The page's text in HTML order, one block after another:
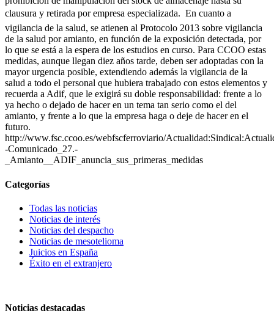
clausura y retirada por empresa especializada.  En cuanto a
vigilancia de la salud, se atienen al Protocolo 2013 sobre vigilancia
de la salud por amianto, en función de la exposición detectada, por
lo que se está a la espera de los estudios en curso. Para CCOO estas
medidas, aunque llegan diez años tarde, deben ser adoptadas con la
mayor urgencia posible, extendiendo además la vigilancia de la
salud a todo el personal que hubiera trabajado con estos elementos y
recuerda a Adif, que le exigirá su doble responsabilidad: frente a lo
ya hecho o dejado de hacer en un tema tan serio como el del
amianto, y frente a lo que la empresa haga o deje de hacer en el
futuro.
http://www.fsc.ccoo.es/webfscferroviario/
-Comunicado_27.-
_Amianto__ADIF_anuncia_sus_primeras_medidas
Categorías
Todas las noticias
Noticias de interés
Noticias del despacho
Noticias de mesotelioma
Juicios en España
Éxito en el extranjero
Noticias destacadas